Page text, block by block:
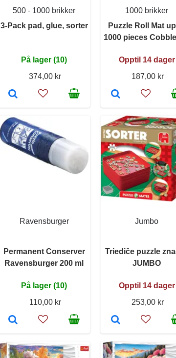
500 - 1000 brikker
3-Pack pad, glue, sorter
På lager (10)
374,00 kr
1000 brikker
Puzzle Roll Mat
1000 pieces Cobble
Opptil 14 dager
187,00 kr
Ravensburger
Permanent Conserver
Ravensburger 200 ml
På lager (10)
110,00 kr
Jumbo
Triediče puzzle
JUMBO
Opptil 14 dager
253,00 kr